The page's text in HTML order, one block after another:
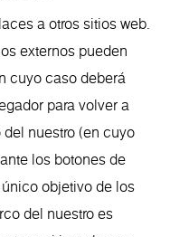
a otros sitios web.
externos pueden
cuyo caso deberá
para volver a
nuestro (en cuyo
los botones de
objetivo de los
del nuestro es